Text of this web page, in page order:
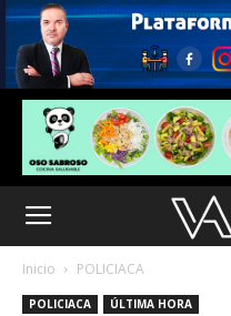
Inicio POLICIACA
POLICIACA ÚLTIMA HORA